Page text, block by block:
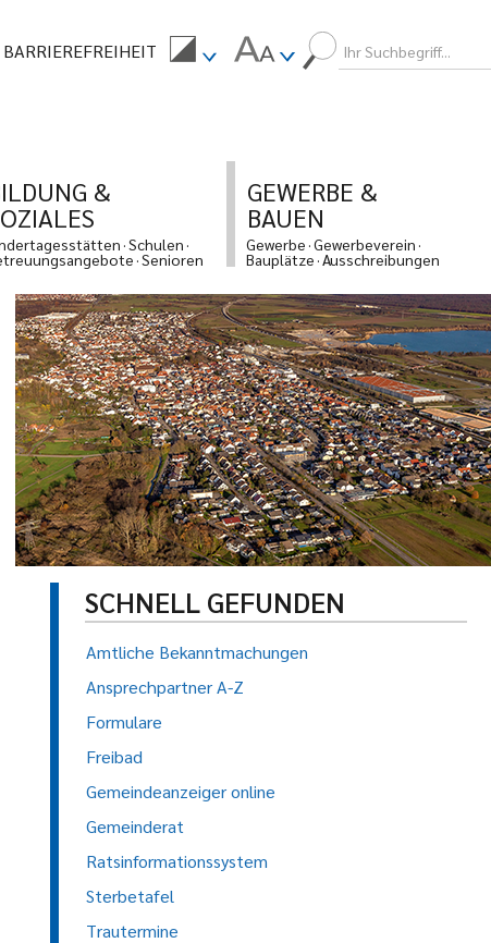
BARRIEREFREIHEIT
&
Schulen
Senioren
GEWERBE &
BAUEN
Gewerbe Gewerbeverein
Bauplätze Ausschreibungen
SCHNELL GEFUNDEN
Amtliche Bekanntmachungen
Ansprechpartner A-Z
Formulare
Freibad
Gemeindeanzeiger online
Gemeinderat
Ratsinformationssystem
Sterbetafel
Trautermine